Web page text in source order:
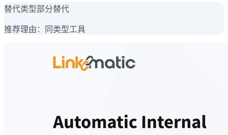
替代类型部分替代
推荐理由： 同类型工具